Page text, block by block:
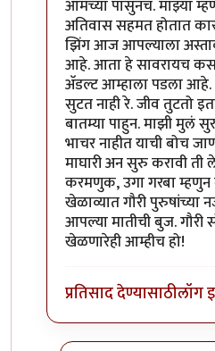
आमच्या पासुनच. माझ्या
अतिवास सहमत होतात
झिंग आज आपल्याला
आहे. आता हे सावरायच
अ‍ॅडल्ट आम्हाला पडला
सुटत नाही रे. जीव तुटतो
बातम्या पाहुन. माझी मुलं
भाचर नाहीत याची बोच
माघारी अन सुरु करावी ती
करमणुक, उगा गरबा म्हणुन
खेळाव्यात गौरी पुरुषांच्या
आपल्या मातीची बुज. गौरी
खेळणारेही आम्हीच हो!
प्रतिसाद देण्यासाठीलॉग